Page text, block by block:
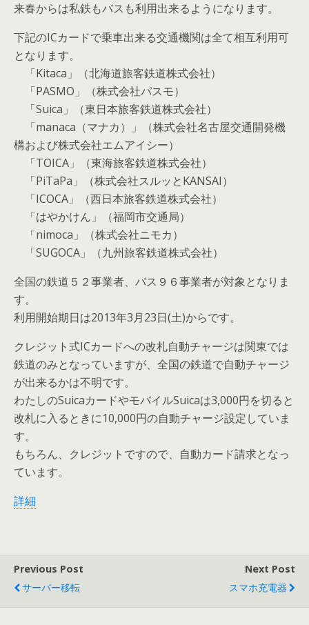
来春からは私鉄もバスも利用出来るようになります。
下記のICカードで乗車出来る交通機関は全て相互利用可
となります。
「Kitaca」（北海道旅客鉄道株式会社）
「PASMO」（株式会社パスモ）
「Suica」（東日本旅客鉄道株式会社）
「manaca（マナカ）」（株式会社名古屋交通開発機
構および株式会社エムアイシー）
「TOICA」（東海旅客鉄道株式会社）
「PiTaPa」（株式会社スルッとKANSAI）
「ICOCA」（西日本旅客鉄道株式会社）
「はやかけん」（福岡市交通局）
「nimoca」（株式会社ニモカ）
「SUGOCA」（九州旅客鉄道株式会社）
全国の鉄道５２事業者、バス９６事業者が対象となりま
す。
利用開始期日は2013年3月23日(土)からです。
クレジット式ICカードへの改札自動チャージは関東では
鉄道のみとなっていますが、全国の鉄道で自動チャージ
が出来るかは不明です。
わたしのSuicaカードやモバイルSuicaは3,000円を切ると
改札に入るときに10,000円の自動チャージ設定していま
す。
もちろん、クレジットですので、自動カード請求となっ
ています。
詳細
Previous Post
サーバー移転
Next Post
スマホ充電器